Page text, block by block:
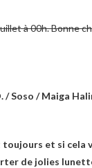
à 00h. Bonne
/ Soso / Maiga
et si cela
de jolies